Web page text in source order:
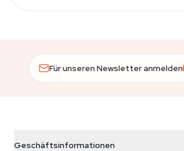
Für unseren Newsletter anmelden
Geschäftsinformationen